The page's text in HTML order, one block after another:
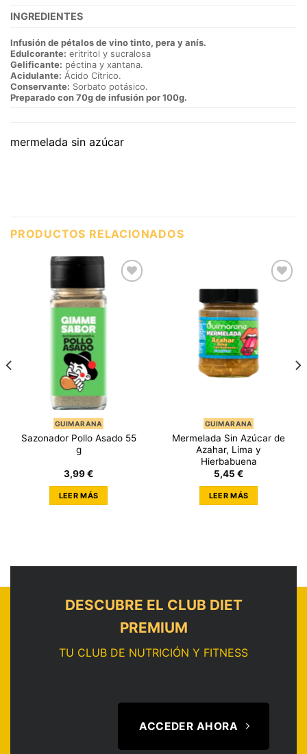
INGREDIENTES
Infusión de pétalos de vino tinto, pera y anís.
Edulcorante: eritritol y sucralosa
Gelificante: péctina y xantana.
Acidulante: Ácido Cítrico.
Conservante: Sorbato potásico.
Preparado con 70g de infusión por 100g.
mermelada sin azúcar
PRODUCTOS RELACIONADOS
GUIMARANA
Sazonador Pollo Asado 55
g
3,99€
LEER MÁS
GUIMARANA
Mermelada Sin Azúcar de
Azahar, Lima y
Hierbabuena
5,45 €
LEER MÁS
DESCUBRE EL CLUB DIET
PREMIUM
TU CLUB DE NUTRICIÓN Y FITNESS
ACCEDER AHORA